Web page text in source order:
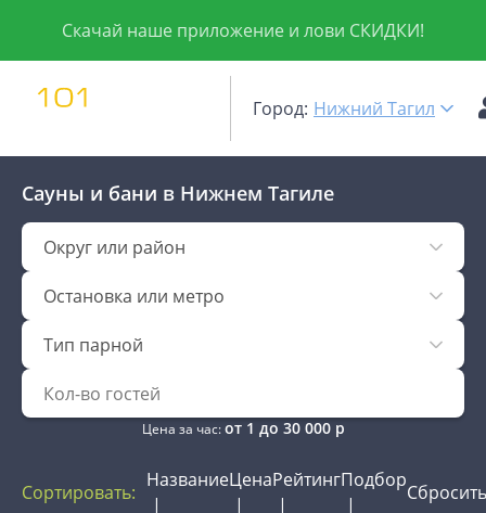
Скачай наше приложение и лови СКИДКИ!
Город: Нижний Тагил
Сауны и бани в Нижнем Тагиле
Округ или район
Остановка или метро
Тип парной
Цена за час:от 1 до 30 000р
Сортировать:
НазваниеЦенаРейтингПодбор
Сбросить